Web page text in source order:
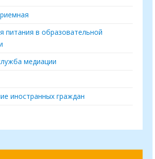
питания в образовательной
медиации
иностранных граждан